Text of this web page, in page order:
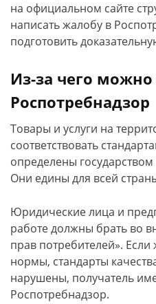
на официальном сайте
написать жалобу в
подготовить
Из-за чего можно
Роспотребнадзор
Товары и услуги на
соответствовать
определены
Они едины для всей
Юридические лица и
работе должны брать во
прав потребителей».
нормы, стандарты
нарушены, получатель
Роспотребнадзор.